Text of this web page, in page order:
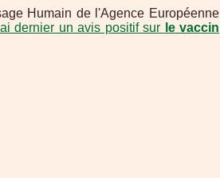
Humain de l'Agence Européenne
dernier un avis positif sur le vaccin